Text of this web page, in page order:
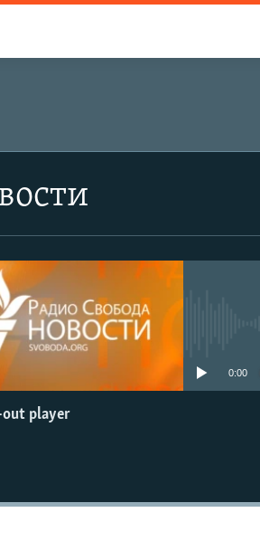
0:00
out player